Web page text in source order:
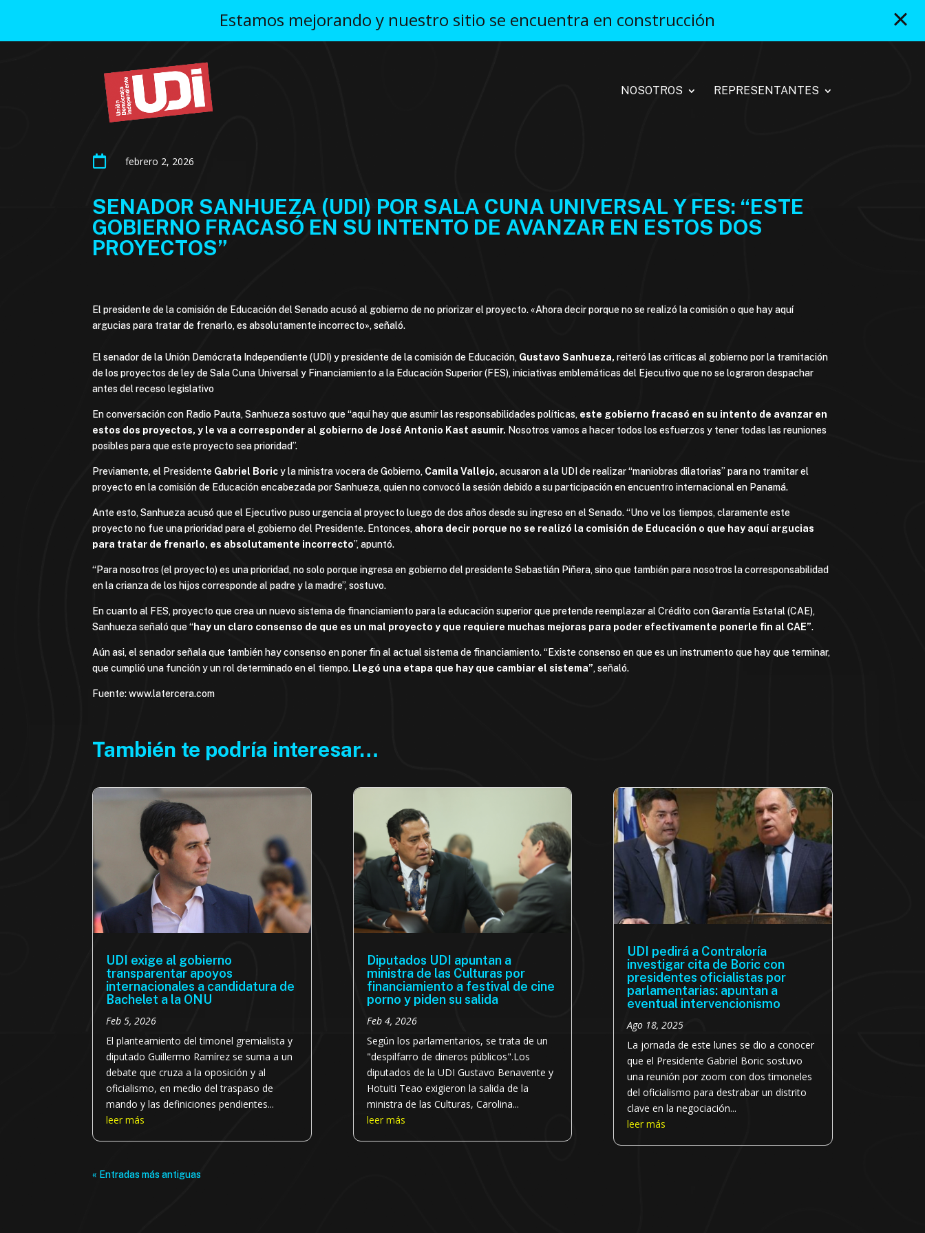
Estamos mejorando y nuestro sitio se encuentra en construcción
NOSOTROS REPRESENTANTES
 febrero 2, 2026
SENADOR SANHUEZA (UDI) POR SALA CUNA UNIVERSAL Y FES: “ESTE
GOBIERNO FRACASÓ EN SU INTENTO DE AVANZAR EN ESTOS DOS
PROYECTOS”
El presidente de la comisión de Educación del Senado acusó al gobierno de no priorizar el proyecto. «Ahora decir porque no se realizó la comisión o que hay aquí
argucias para tratar de frenarlo, es absolutamente incorrecto», señaló.
El senador de la Unión Demócrata Independiente (UDI) y presidente de la comisión de Educación, Gustavo Sanhueza, reiteró las criticas al gobierno por la tramitación
de los proyectos de ley de Sala Cuna Universal y Financiamiento a la Educación Superior (FES), iniciativas emblemáticas del Ejecutivo que no se lograron despachar
antes del receso legislativo
En conversación con Radio Pauta, Sanhueza sostuvo que “aquí hay que asumir las responsabilidades políticas, este gobierno fracasó en su intento de avanzar en
estos dos proyectos, y le va a corresponder al gobierno de José Antonio Kast asumir. Nosotros vamos a hacer todos los esfuerzos y tener todas las reuniones
posibles para que este proyecto sea prioridad”.
Previamente, el Presidente Gabriel Boricy la ministra vocera de Gobierno, Camila Vallejo, acusaron a la UDI de realizar “maniobras dilatorias” para no tramitar el
proyecto en la comisión de Educación encabezada por Sanhueza, quien no convocó la sesión debido a su participación en encuentro internacional en Panamá.
Ante esto, Sanhueza acusó que el Ejecutivo puso urgencia al proyecto luego de dos años desde su ingreso en el Senado. “Uno ve los tiempos, claramente este
proyecto no fue una prioridad para el gobierno del Presidente. Entonces, ahora decir porque no se realizó la comisión de Educación o que hay aquí argucias
para tratar de frenarlo, es absolutamente incorrecto”, apuntó.
“Para nosotros (el proyecto) es una prioridad, no solo porque ingresa en gobierno del presidente Sebastián Piñera, sino que también para nosotros la corresponsabilidad
en la crianza de los hijos corresponde al padre y la madre”, sostuvo.
En cuanto al FES, proyecto que crea un nuevo sistema de financiamiento para la educación superior que pretende reemplazar al Crédito con Garantía Estatal (CAE),
Sanhueza señaló que “hay un claro consenso de que es un mal proyecto y que requiere muchas mejoras para poder efectivamente ponerle fin al CAE”.
Aún asi, el senador señala que también hay consenso en poner fin al actual sistema de financiamiento. “Existe consenso en que es un instrumento que hay que terminar,
que cumplió una función y un rol determinado en el tiempo. Llegó una etapa que hay que cambiar el sistema”, señaló.
Fuente: www.latercera.com
También te podría interesar…
UDI exige al gobierno
transparentar apoyos
internacionales a candidatura de
Bachelet a la ONU
Feb 5, 2026
El planteamiento del timonel gremialista y
diputado Guillermo Ramírez se suma a un
debate que cruza a la oposición y al
oficialismo, en medio del traspaso de
mando y las definiciones pendientes...
leer más
Diputados UDI apuntan a
ministra de las Culturas por
financiamiento a festival de cine
porno y piden su salida
Feb 4, 2026
Según los parlamentarios, se trata de un
"despilfarro de dineros públicos".Los
diputados de la UDI Gustavo Benavente y
Hotuiti Teao exigieron la salida de la
ministra de las Culturas, Carolina...
leer más
UDI pedirá a Contraloría
investigar cita de Boric con
presidentes oficialistas por
parlamentarias: apuntan a
eventual intervencionismo
Ago 18, 2025
La jornada de este lunes se dio a conocer
que el Presidente Gabriel Boric sostuvo
una reunión por zoom con dos timoneles
del oficialismo para destrabar un distrito
clave en la negociación...
leer más
« Entradas más antiguas